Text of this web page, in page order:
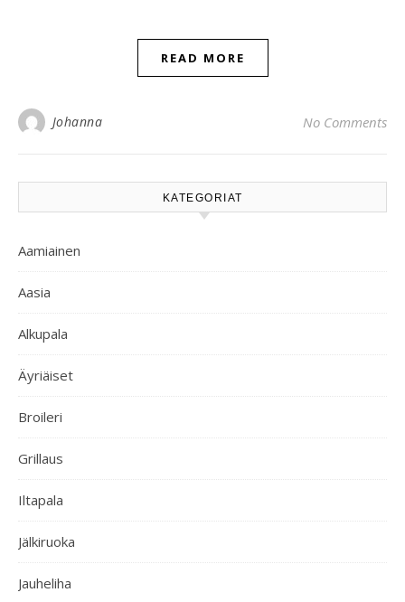
READ MORE
Johanna No Comments
KATEGORIAT
Aamiainen
Aasia
Alkupala
Äyriäiset
Broileri
Grillaus
Iltapala
Jälkiruoka
Jauheliha